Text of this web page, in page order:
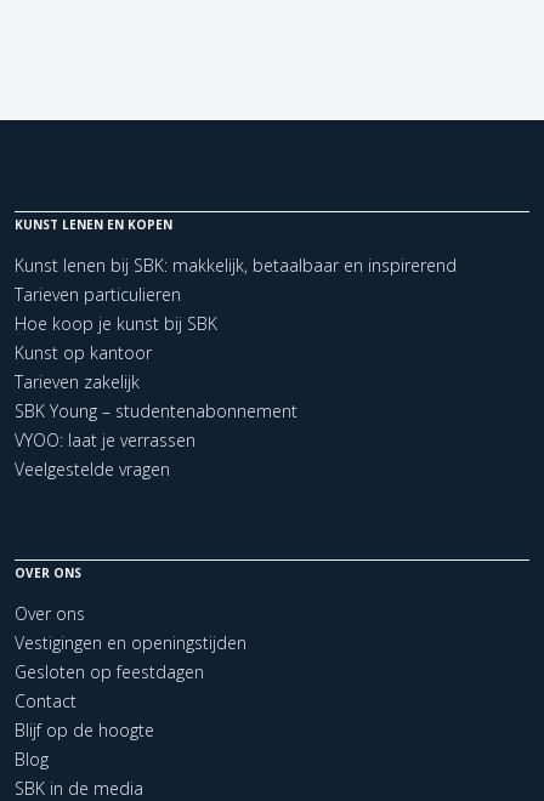
KUNST LENEN EN KOPEN
Kunst lenen bij SBK: makkelijk, betaalbaar en inspirerend
Tarieven particulieren
Hoe koop je kunst bij SBK
Kunst op kantoor
Tarieven zakelijk
SBK Young – studentenabonnement
VYOO: laat je verrassen
Veelgestelde vragen
OVER ONS
Over ons
Vestigingen en openingstijden
Gesloten op feestdagen
Contact
Blijf op de hoogte
Blog
SBK in de media